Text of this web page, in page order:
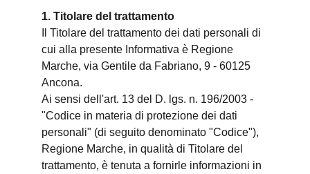
1. Titolare del trattamento
Il Titolare del trattamento dei dati personali di
cui alla presente Informativa è Regione
Marche, via Gentile da Fabriano, 9 - 60125
Ancona.
Ai sensi dell'art. 13 del D. lgs. n. 196/2003 -
"Codice in materia di protezione dei dati
personali" (di seguito denominato "Codice"),
Regione Marche, in qualità di Titolare del
trattamento, è tenuta a fornirle informazioni in